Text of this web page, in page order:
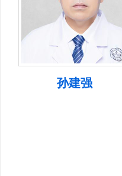
孙建强